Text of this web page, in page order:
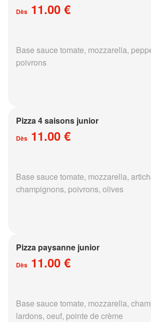
Dès 11.00 €
Base sauce tomate, mozzarella,
poivrons
Pizza 4 saisons junior
Dès 11.00 €
Base sauce tomate, mozzarella,
champignons, poivrons, olives
Pizza paysanne junior
Dès 11.00 €
Base sauce tomate, mozzarella,
lardons, oeuf, pointe de crème